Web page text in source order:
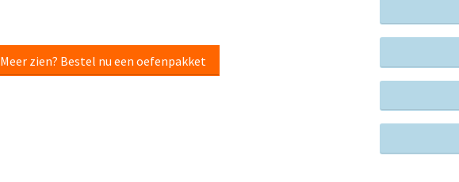
Meer zien? Bestel nu een oefenpakket